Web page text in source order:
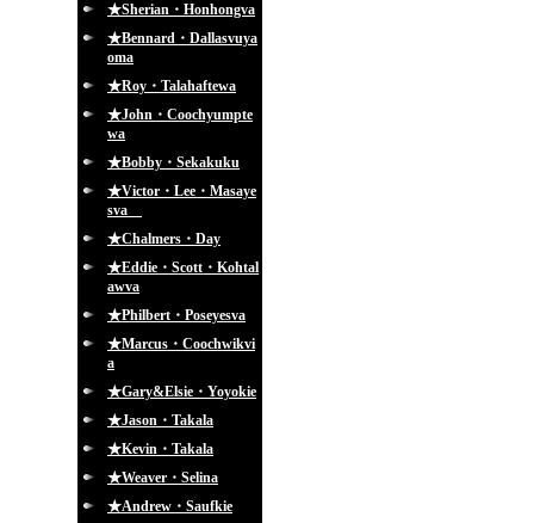
★Sherian・Honhongva
★Bennard・Dallasvuya
oma
★Roy・Talahaftewa
★John・Coochyumpte
wa
★Bobby・Sekakuku
★Victor・Lee・Masaye
sva
★Chalmers・Day
★Eddie・Scott・Kohtal
awva
★Philbert・Poseyesva
★Marcus・Coochwikvi
a
★Gary&Elsie・Yoyokie
★Jason・Takala
★Kevin・Takala
★Weaver・Selina
★Andrew・Saufkie